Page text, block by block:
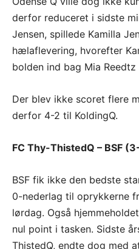
derfor reduceret i sidste
Jensen, spillede Kamilla
hælaflevering, hvorefter
bolden ind bag Mia Reedtz
Der blev ikke scoret flere
derfor 4-2 til KoldingQ.
FC Thy-ThistedQ – BSF
BSF fik ikke den bedste
0-nederlag til oprykkerne
lørdag. Også
nul point i tasken. Sidste
ThistedQ, endte dog med